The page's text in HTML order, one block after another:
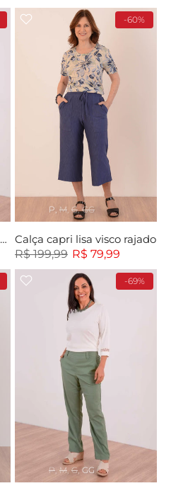
Calça Capri Viscolinho Verde
-60%
P M G GG
Calça capri lisa visco rajado
R$ 199,99 R$ 79,99
-69%
P M G GG